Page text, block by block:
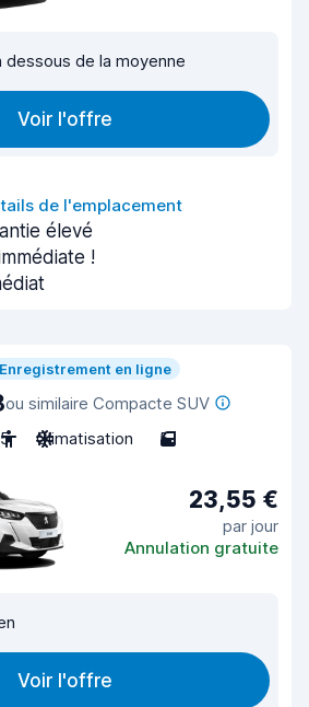
dessous de la moyenne
Voir l'offre
de l'emplacement
élevé
!
Enregistrement en ligne
ou similaire Compacte SUV
5 Climatisation 5
23,55 €
par jour
Annulation gratuite
Voir l'offre